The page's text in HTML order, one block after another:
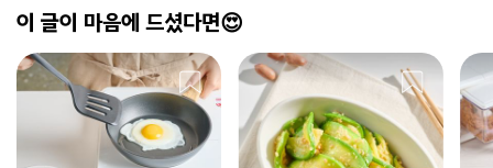
이 글이 마음에 드셨다면😍